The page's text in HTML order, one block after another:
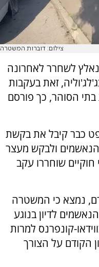
צילום: דוברות המשטרה
לשחרר לאחרונה
זאת בעקבות
הסוהר, כך פורסם
כבר קיבל את בקשת
ולבקש מעצר
שוחררו עקב
נמצא כי המשטרה
לדיון בנוגע
קונפרנס למרות
הקודם על הצורך